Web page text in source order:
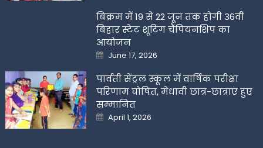
बिक्रम में 19 से 22 जून तक होगी 36वीं
बिहार स्टेट शूटिंग चैंपियनशिप का
आयोजन
Posted
on
June 17, 2026
पार्वती सेंट्रल स्कूल में वार्षिक परीक्षा
परिणाम घोषित, मेधावी छात्र-छात्राएं हुए
सम्मानित
Posted
on
April 1, 2026